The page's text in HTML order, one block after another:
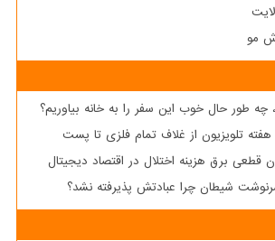
مو
چه طور حال خوب این سفر را به خانه بیاوریم؟
هفته تلویزیون از غلاف تمام فلزی تا پست
قطعی برق هزینه اختلال در اقتصاد دیجیتال
شیطان چرا عبادتش پذیرفته نشد؟